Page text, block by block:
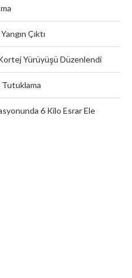
Çıktı
Yürüyüşü Düzenlendi
Tutuklama
6 Kilo Esrar Ele